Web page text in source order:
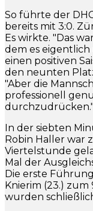
So führte der
bereits mit 3:0.
Es wirkte. "Das
dem es
einen positiven
den neunten
"Aber die
professionell
durchzudrücken."
In der siebten
Robin Haller war
Viertelstunde
Mal der
Die erste
Knierim (23.) zum
wurden